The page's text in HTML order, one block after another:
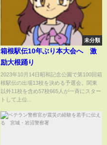
未分類
箱根駅伝10年ぶり本大会へ 激
励大根踊り
2023年10月14日昭和記念公園で第100回箱
根駅伝の出場13校を決める予選会。関東
以外11校を含め57校665人が一斉にスター
トして上位...